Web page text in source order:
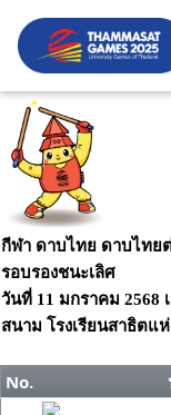
กีฬา ดาบไทย ดาบไทย
รอบรองชนะเลิศ
วันที่ 11 มกราคม 2568
สนาม โรงเรียนสาธิตแ
No.